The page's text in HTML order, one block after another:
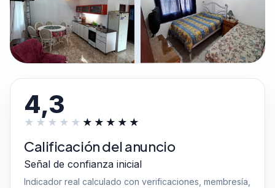
4,3
Calificación del anuncio
Señal de confianza inicial
Indicador real calculado con verificaciones, membresía,